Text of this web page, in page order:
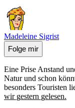
Madeleine Sigrist
Folge mir
Eine Prise Anstand
Natur und schon
besonders Touristen
wir gestern gelesen.